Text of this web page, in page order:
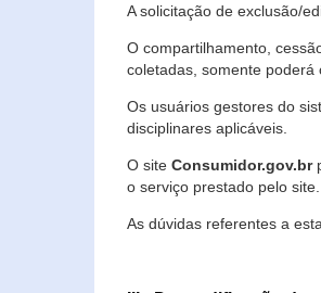
A solicitação de exclusão/
O compartilhamento,
coletadas, somente poderá
Os usuários gestores do
disciplinares aplicáveis.
O site Consumidor.gov.br
o serviço prestado pelo site.
As dúvidas referentes a